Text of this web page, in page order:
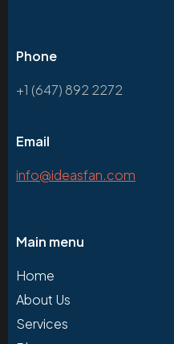
Phone
+1 (647) 892 2272
Email
info@ideasfan.com
Main menu
Home
About Us
Services